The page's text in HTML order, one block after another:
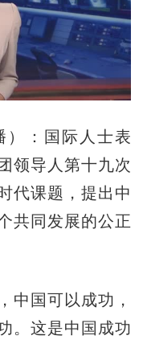
）：国际人士表
领导人第十九次
代课题，提出中
共同发展的公正
国可以成功，
。这是中国成功